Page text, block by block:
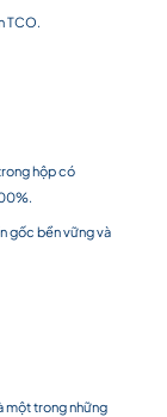
TCO.
hộp có
gốc bền vững và
một trong những